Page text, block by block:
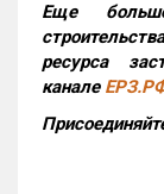
Еще
ресурса
канале